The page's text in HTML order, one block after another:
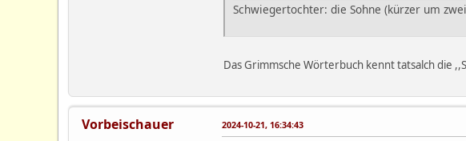
Schwiegertochter: die Sohne (kürzer um
Das Grimmsche Wörterbuch kennt tatsalch die
Vorbeischauer 2024-10-21, 16:34:43